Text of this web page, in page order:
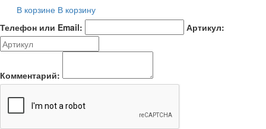
В корзине В корзину
Телефон или Email:
Артикул:
Комментарий: